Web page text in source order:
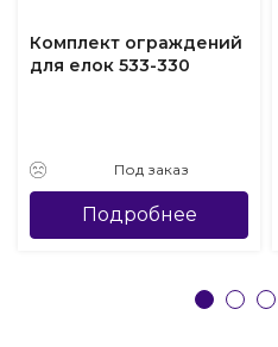
Комплект ограждений
для елок 533-330
Под заказ
Подробнее